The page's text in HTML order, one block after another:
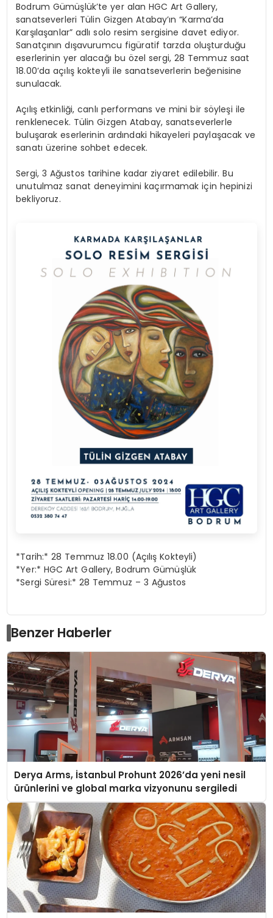
Bodrum Gümüşlük’te yer alan HGC Art Gallery,
sanatseverleri Tülin Gizgen Atabay’ın “Karma’da
Karşılaşanlar” adlı solo resim sergisine davet ediyor.
Sanatçının dışavurumcu figüratif tarzda oluşturduğu
eserlerinin yer alacağı bu özel sergi, 28 Temmuz saat
18.00’da açılış kokteyli ile sanatseverlerin beğenisine
sunulacak.
Açılış etkinliği, canlı performans ve mini bir söyleşi ile
renklenecek. Tülin Gizgen Atabay, sanatseverlerle
buluşarak eserlerinin ardındaki hikayeleri paylaşacak ve
sanatı üzerine sohbet edecek.
Sergi, 3 Ağustos tarihine kadar ziyaret edilebilir. Bu
unutulmaz sanat deneyimini kaçırmamak için hepinizi
bekliyoruz.
*Tarih:* 28 Temmuz 18.00 (Açılış Kokteyli)
*Yer:* HGC Art Gallery, Bodrum Gümüşlük
*Sergi Süresi:* 28 Temmuz – 3 Ağustos
Benzer Haberler
Derya Arms, İstanbul Prohunt 2026’da yeni nesil
ürünlerini ve global marka vizyonunu sergiledi